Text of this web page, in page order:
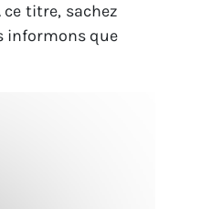
titre, sachez
informons que